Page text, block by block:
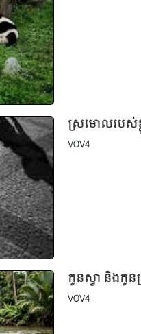
ស្រមោលរបស់
VOV4
កូនស្វា និងកូន
VOV4